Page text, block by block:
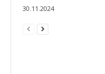
30.11.2024